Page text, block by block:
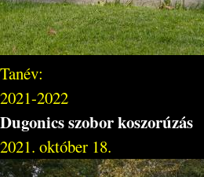
Tanév:
2021-2022
Dugonics szobor koszorúzás
2021. október 18.